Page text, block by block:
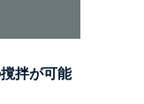
拌が可能